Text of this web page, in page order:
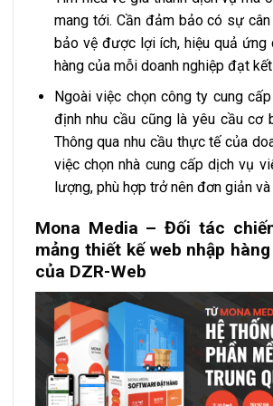
mang tới. Cần đảm bảo có sự
bảo vệ được lợi ích, hiệu quả ứng
hàng của mỗi doanh nghiệp đạt
Ngoài việc chọn công ty cung
định nhu cầu cũng là yêu cầu cơ
Thông qua nhu cầu thực tế của
việc chọn nhà cung cấp dịch vụ
lượng, phù hợp trở nên đơn giản
Mona Media – Đối tác
mảng thiết kế web nhập
của DZR-Web